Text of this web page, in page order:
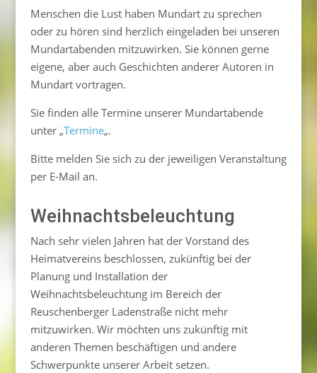
Menschen die Lust haben Mundart zu sprechen
oder zu hören sind herzlich eingeladen bei unseren
Mundartabenden mitzuwirken. Sie können gerne
eigene, aber auch Geschichten anderer Autoren in
Mundart vortragen.
Sie finden alle Termine unserer Mundartabende
unter „Termine„.
Bitte melden Sie sich zu der jeweiligen Veranstaltung
per E-Mail an.
Weihnachtsbeleuchtung
Nach sehr vielen Jahren hat der Vorstand des
Heimatvereins beschlossen, zukünftig bei der
Planung und Installation der
Weihnachtsbeleuchtung im Bereich der
Reuschenberger Ladenstraße nicht mehr
mitzuwirken. Wir möchten uns zukünftig mit
anderen Themen beschäftigen und andere
Schwerpunkte unserer Arbeit setzen.